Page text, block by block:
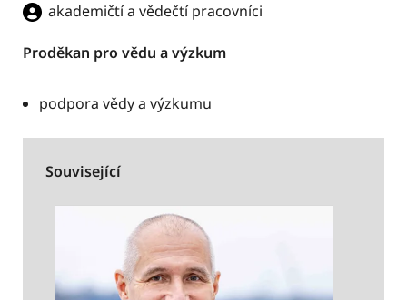
akademičtí a vědečtí pracovníci
Proděkan pro vědu a výzkum
podpora vědy a výzkumu
Související